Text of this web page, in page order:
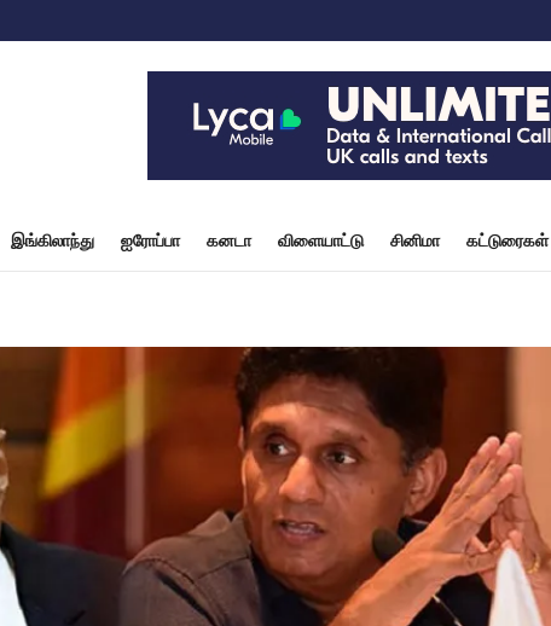
இங்கிலாந்து ஐரோப்பா கனடா விளையாட்டு சினிமா கட்டுரைகள்